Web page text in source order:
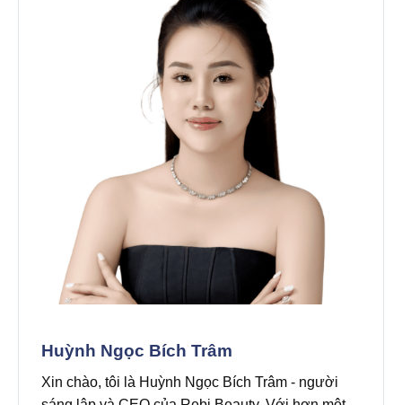
Huỳnh Ngọc Bích Trâm
Xin chào, tôi là Huỳnh Ngọc Bích Trâm - người